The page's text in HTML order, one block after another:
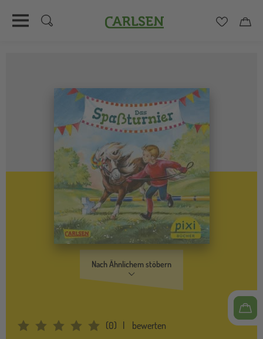
Carlsen
Nach Ähnlichem stöbern
Average Rating: 0 (0) bewerten